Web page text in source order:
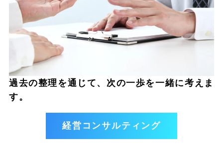
過去の整理を通じて、次の一歩を一緒に考えま
す。
経営コンサルティング